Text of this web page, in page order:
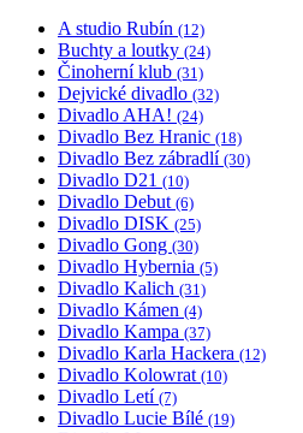
A studio Rubín (12)
Buchty a loutky (24)
Činoherní klub (31)
Dejvické divadlo (32)
Divadlo AHA! (24)
Divadlo Bez Hranic (18)
Divadlo Bez zábradlí (30)
Divadlo D21 (10)
Divadlo Debut (6)
Divadlo DISK (25)
Divadlo Gong (30)
Divadlo Hybernia (5)
Divadlo Kalich (31)
Divadlo Kámen (4)
Divadlo Kampa (37)
Divadlo Karla Hackera (12)
Divadlo Kolowrat (10)
Divadlo Letí (7)
Divadlo Lucie Bílé (19)